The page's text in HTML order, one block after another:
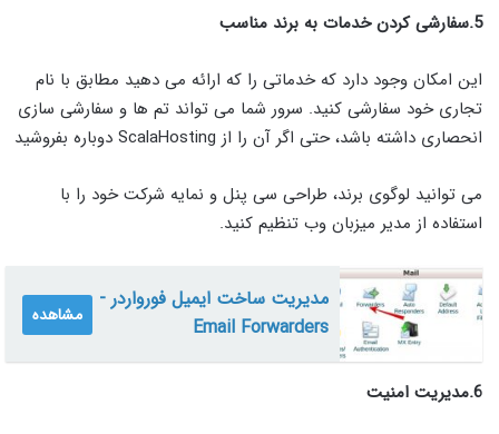
5.سفارشی کردن خدمات به برند مناسب
این امکان وجود دارد که خدماتی را که ارائه می دهید مطابق با نام
تجاری خود سفارشی کنید. سرور شما می تواند تم ها و سفارشی سازی
انحصاری داشته باشد، حتی اگر آن را از ScalaHosting دوباره بفروشید
می توانید لوگوی برند، طراحی سی پنل و نمایه شرکت خود را با
استفاده از مدیر میزبان وب تنظیم کنید.
مدیریت ساخت ایمیل فورواردر -
Email Forwarders
مشاهده
6.مدیریت امنیت